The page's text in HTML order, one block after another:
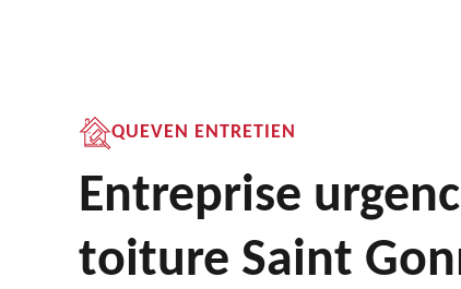
QUEVEN ENTRETIEN
Entreprise
toiture Saint